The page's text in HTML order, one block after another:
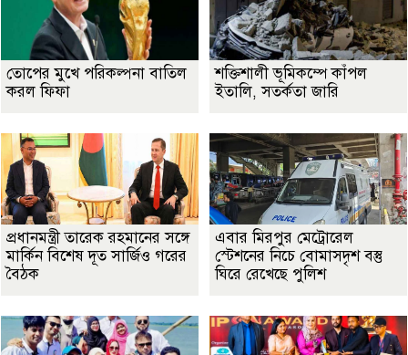
তোপের মুখে পরিকল্পনা বাতিল
করল ফিফা
শক্তিশালী ভূমিকম্পে কাঁপল
ইতালি, সতর্কতা জারি
প্রধানমন্ত্রী তারেক রহমানের সঙ্গে
মার্কিন বিশেষ দূত সার্জিও গরের
বৈঠক
এবার মিরপুর মেট্রোরেল
স্টেশনের নিচে বোমাসদৃশ বস্তু
ঘিরে রেখেছে পুলিশ